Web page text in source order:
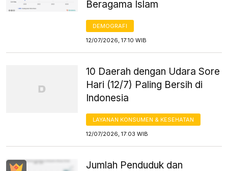
Beragama Islam
DEMOGRAFI
12/07/2026, 17:10 WIB
10 Daerah dengan Udara Sore
Hari (12/7) Paling Bersih di
Indonesia
LAYANAN KONSUMEN & KESEHATAN
12/07/2026, 17:03 WIB
Jumlah Penduduk dan